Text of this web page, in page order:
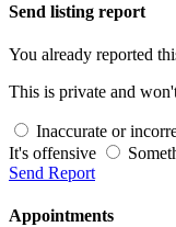
Send listing report
You already reported
This is private and
Inaccurate or
It's offensive
Send Report
Appointments